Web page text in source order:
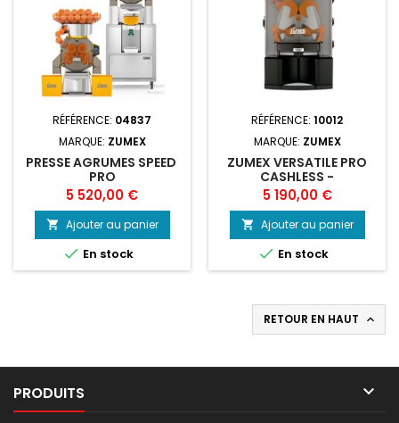
RÉFÉRENCE: 04837
MARQUE: ZUMEX
PRESSE AGRUMES SPEED ​​
PRO
Prix
5 520,00 €
 Ajouter au panier
 En stock
RÉFÉRENCE: 10012
MARQUE: ZUMEX
ZUMEX VERSATILE PRO
CASHLESS -
DISTRIBUTEUR AUTOM
Prix
5 190,00 €
 Ajouter au panier
 En stock
RETOUR EN HAUT 
PRODUITS 